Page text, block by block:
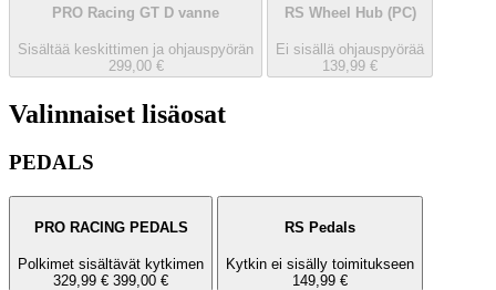
PRO Racing GT D vanne
Sisältää keskit­timen ja ohjauspyörän
299,00 €
RS Wheel Hub (PC)
Ei sisällä ohjauspyörää
139,99 €
Valinnaiset lisäosat
PEDALS
PRO RACING PEDALS
Polkimet sisältävät kytkimen
329,99 € 399,00 €
RS Pedals
Kytkin ei sisälly toimitukseen
149,99 €